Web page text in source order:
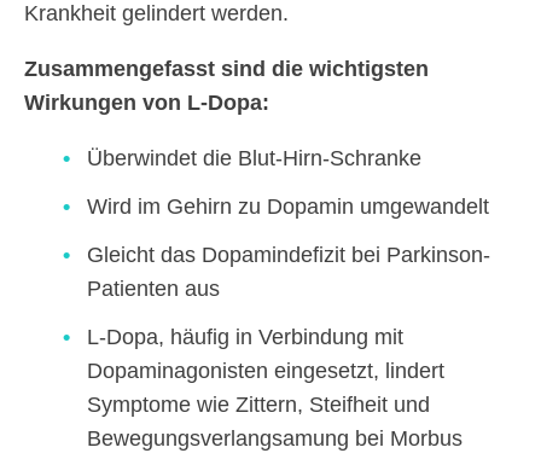
Krankheit gelindert werden.
Zusammengefasst sind die wichtigsten
Wirkungen von L-Dopa:
Überwindet die Blut-Hirn-Schranke
Wird im Gehirn zu Dopamin umgewandelt
Gleicht das Dopamindefizit bei Parkinson-
Patienten aus
L-Dopa, häufig in Verbindung mit
Dopaminagonisten eingesetzt, lindert
Symptome wie Zittern, Steifheit und
Bewegungsverlangsamung bei Morbus